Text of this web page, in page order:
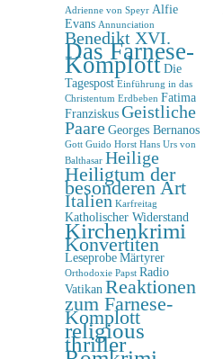
Adrienne von Speyr Alfie
Evans Annunciation
Benedikt XVI.
Das Farnese-
Komplott Die
Tagespost Einführung in das
Christentum Erdbeben Fatima
Franziskus Geistliche
Paare Georges Bernanos
Gott Guido Horst Hans Urs von
Balthasar Heilige
Heiligtum der
besonderen Art
Italien Karfreitag
Katholischer Widerstand
Kirchenkrimi
Konvertiten
Leseprobe Märtyrer
Orthodoxie Papst Radio
Vatikan Reaktionen
zum Farnese-
Komplott
religious
thriller